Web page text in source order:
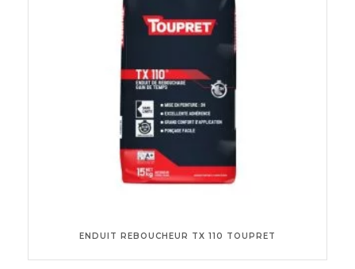
ENDUIT REBOUCHEUR TX 110 TOUPRET